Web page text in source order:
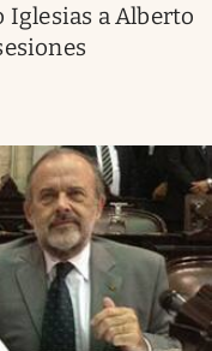
Iglesias a Alberto